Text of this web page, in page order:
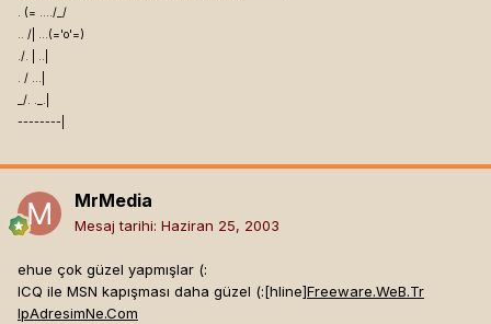
. (= ..../_/
.. /| ...(='o'=)
./. | ..|
. / ...|
_/. ._.|
--------|
MrMedia
Mesaj tarihi: Haziran 25, 2003
ehue çok güzel yapmışlar (:
ICQ ile MSN kapışması daha güzel (:[hline]Freeware.WeB.Tr
IpAdresimNe.Com